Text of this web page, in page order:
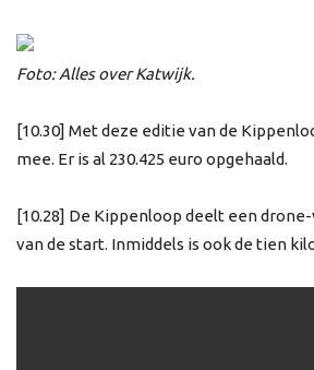
Foto: Alles over Katwijk.
[10.30] Met deze editie van de
mee. Er is al 230.425 euro opgehaald.
[10.28] De Kippenloop deelt een
van de start. Inmiddels is ook de tien